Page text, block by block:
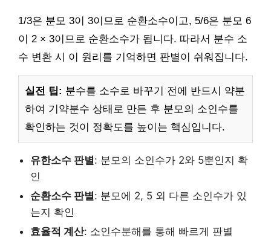
1/3은 분모 3이 3이므로 순환소수이고, 5/6은 분모 6
이 2 × 3이므로 순환소수가 됩니다. 따라서 분수 소
수 변환 시 이 원리를 기억하면 판별이 쉬워집니다.
실전 팁: 분수를 소수로 바꾸기 전에 반드시 약분
하여 기약분수 상태로 만든 후 분모의 소인수를
확인하는 것이 정확도를 높이는 핵심입니다.
유한소수 판별: 분모의 소인수가 2와 5뿐인지 확
인
순환소수 판별: 분모에 2, 5 외 다른 소인수가 있
는지 확인
효율적 계산: 소인수분해를 통해 빠르게 판별